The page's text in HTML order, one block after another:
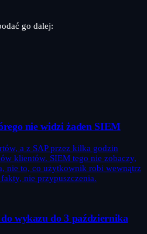
go dalej:
nie widzi żaden SIEM
a z SAP przez kilka godzin
klientów. SIEM tego nie zobaczy,
nie to, co użytkownik robi wewnątrz
nie przypuszczenia.
wykazu do 3 października